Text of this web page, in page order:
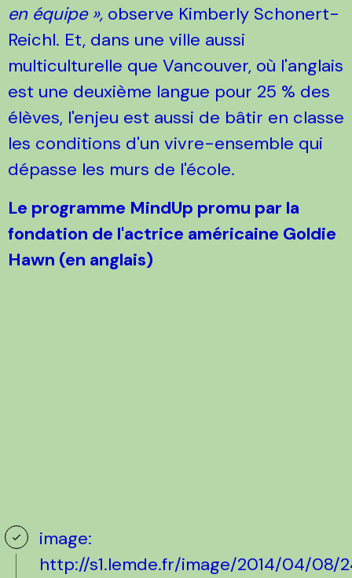
en équipe », observe Kimberly Schonert-
Reichl. Et, dans une ville aussi
multiculturelle que Vancouver, où l'anglais
est une deuxième langue pour 25 % des
élèves, l'enjeu est aussi de bâtir en classe
les conditions d'un vivre-ensemble qui
dépasse les murs de l'école.
Le programme MindUp promu par la
fondation de l'actrice américaine Goldie
Hawn (en anglais)
image:
http://s1.lemde.fr/image/2014/04/08/